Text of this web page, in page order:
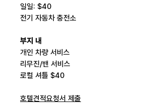
일일: $40
전기 자동차 충전소
부지 내
개인 차량 서비스
리무진/밴 서비스
로컬 셔틀 $40
호텔견적요청서 제출